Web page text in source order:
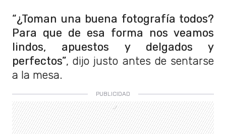
“¿Toman una buena fotografía todos?
Para que de esa forma nos veamos
lindos, apuestos y delgados y
perfectos”, dijo justo antes de sentarse
a la mesa.